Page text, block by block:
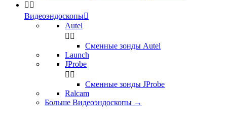
 
Видеоэндоскопы
Autel
 
Сменные зонды Autel
Launch
JProbe
 
Сменные зонды JProbe
Ralcam
Больше Видеоэндоскопы →